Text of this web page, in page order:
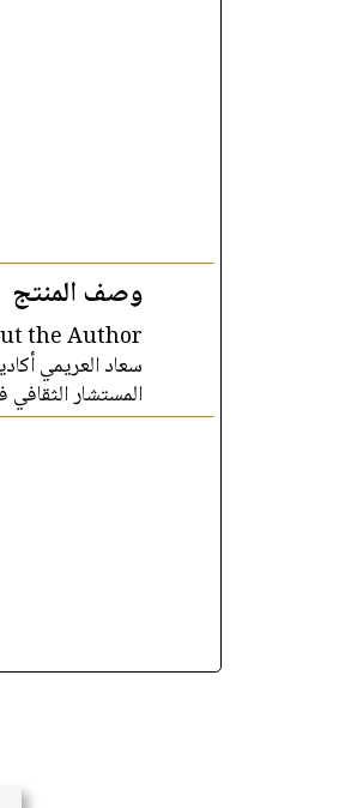
وصف المنتج
the Author
سعاد العريمي
المستشار الثقافي